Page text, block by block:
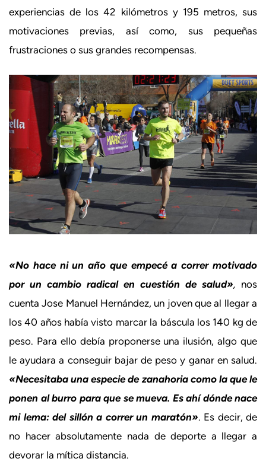
experiencias de los 42 kilómetros y 195 metros, sus
motivaciones previas, así como, sus pequeñas
frustraciones o sus grandes recompensas.
«No hace ni un año que empecé a correr motivado
por un cambio radical en cuestión de salud», nos
cuenta Jose Manuel Hernández, un joven que al llegar a
los 40 años había visto marcar la báscula los 140 kg de
peso. Para ello debía proponerse una ilusión, algo que
le ayudara a conseguir bajar de peso y ganar en salud.
«Necesitaba una especie de zanahoria como la que le
ponen al burro para que se mueva. Es ahí dónde nace
mi lema: del sillón a correr un maratón». Es decir, de
no hacer absolutamente nada de deporte a llegar a
devorar la mítica distancia.